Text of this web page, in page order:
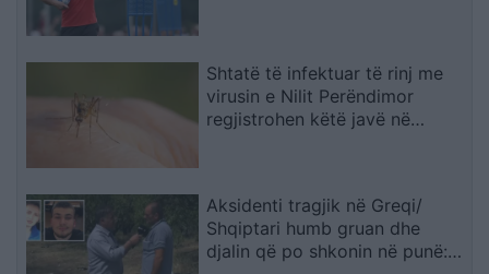
Shtatë të infektuar të rinj me
virusin e Nilit Perëndimor
regjistrohen këtë javë në
Aksidenti tragjik në Greqi/
Shqiptari humb gruan dhe
djalin që po shkonin në punë: